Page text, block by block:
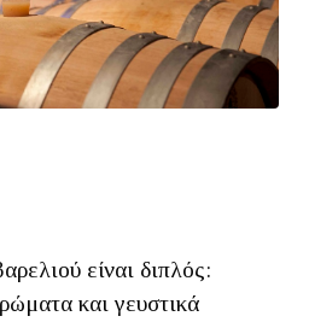
είναι διπλός:
και γευστικά